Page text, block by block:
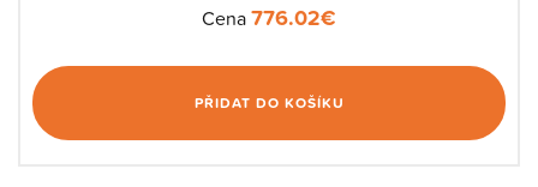
Cena776.02€
PŘIDAT DO KOŠÍKU